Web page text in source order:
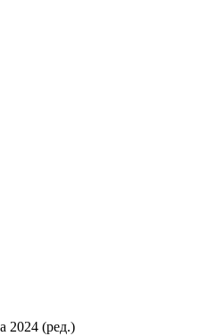
2024 (ред.)